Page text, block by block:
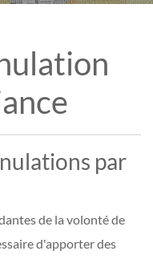
par
de la volonté de
d'apporter des